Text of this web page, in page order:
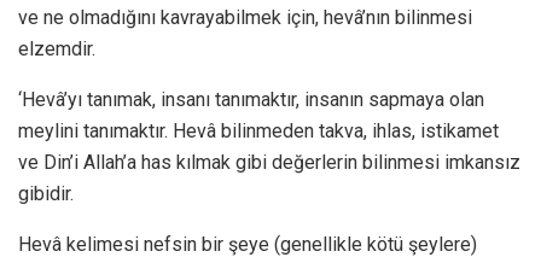
ve ne olmadığını kavrayabilmek için, hevâ’nın bilinmesi
elzemdir.
‘Hevâ’yı tanımak, insanı tanımaktır, insanın sapmaya olan
meylini tanımaktır. Hevâ bilinmeden takva, ihlas, istikamet
ve Din’i Allah’a has kılmak gibi değerlerin bilinmesi imkansız
gibidir.
Hevâ kelimesi nefsin bir şeye (genellikle kötü şeylere)